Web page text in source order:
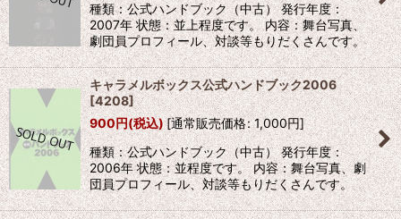
種類：公式ハンドブック（中古） 発行年度：
2007年 状態：並上程度です。 内容：舞台写真、
劇団員プロフィール、対談等もりだくさんです。
キャラメルボックス公式ハンドブック2006
[4208]
900円(税込) [通常販売価格: 1,000円]
種類：公式ハンドブック（中古） 発行年度：
2006年 状態：並程度です。 内容：舞台写真、劇
団員プロフィール、対談等もりだくさんです。